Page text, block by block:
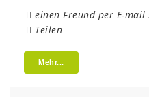
einen Freund per E-mail
Teilen
Mehr...